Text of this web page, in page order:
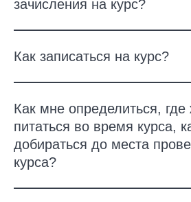
зачисления на курс?
Как записаться на курс?
Как мне определиться, где
питаться во время курса,
добираться до места
курса?